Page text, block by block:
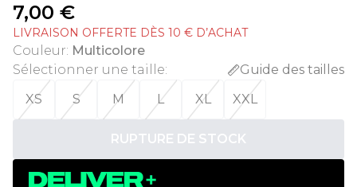
7,00 €
LIVRAISON OFFERTE DÈS 10 € D’ACHAT
Couleur: Multicolore
Sélectionner une taille:
Guide des tailles
XS
S M L XL XXL
RUPTURE DE STOCK